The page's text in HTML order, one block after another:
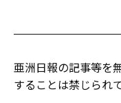
亜洲日報の記事等を
することは禁じられ